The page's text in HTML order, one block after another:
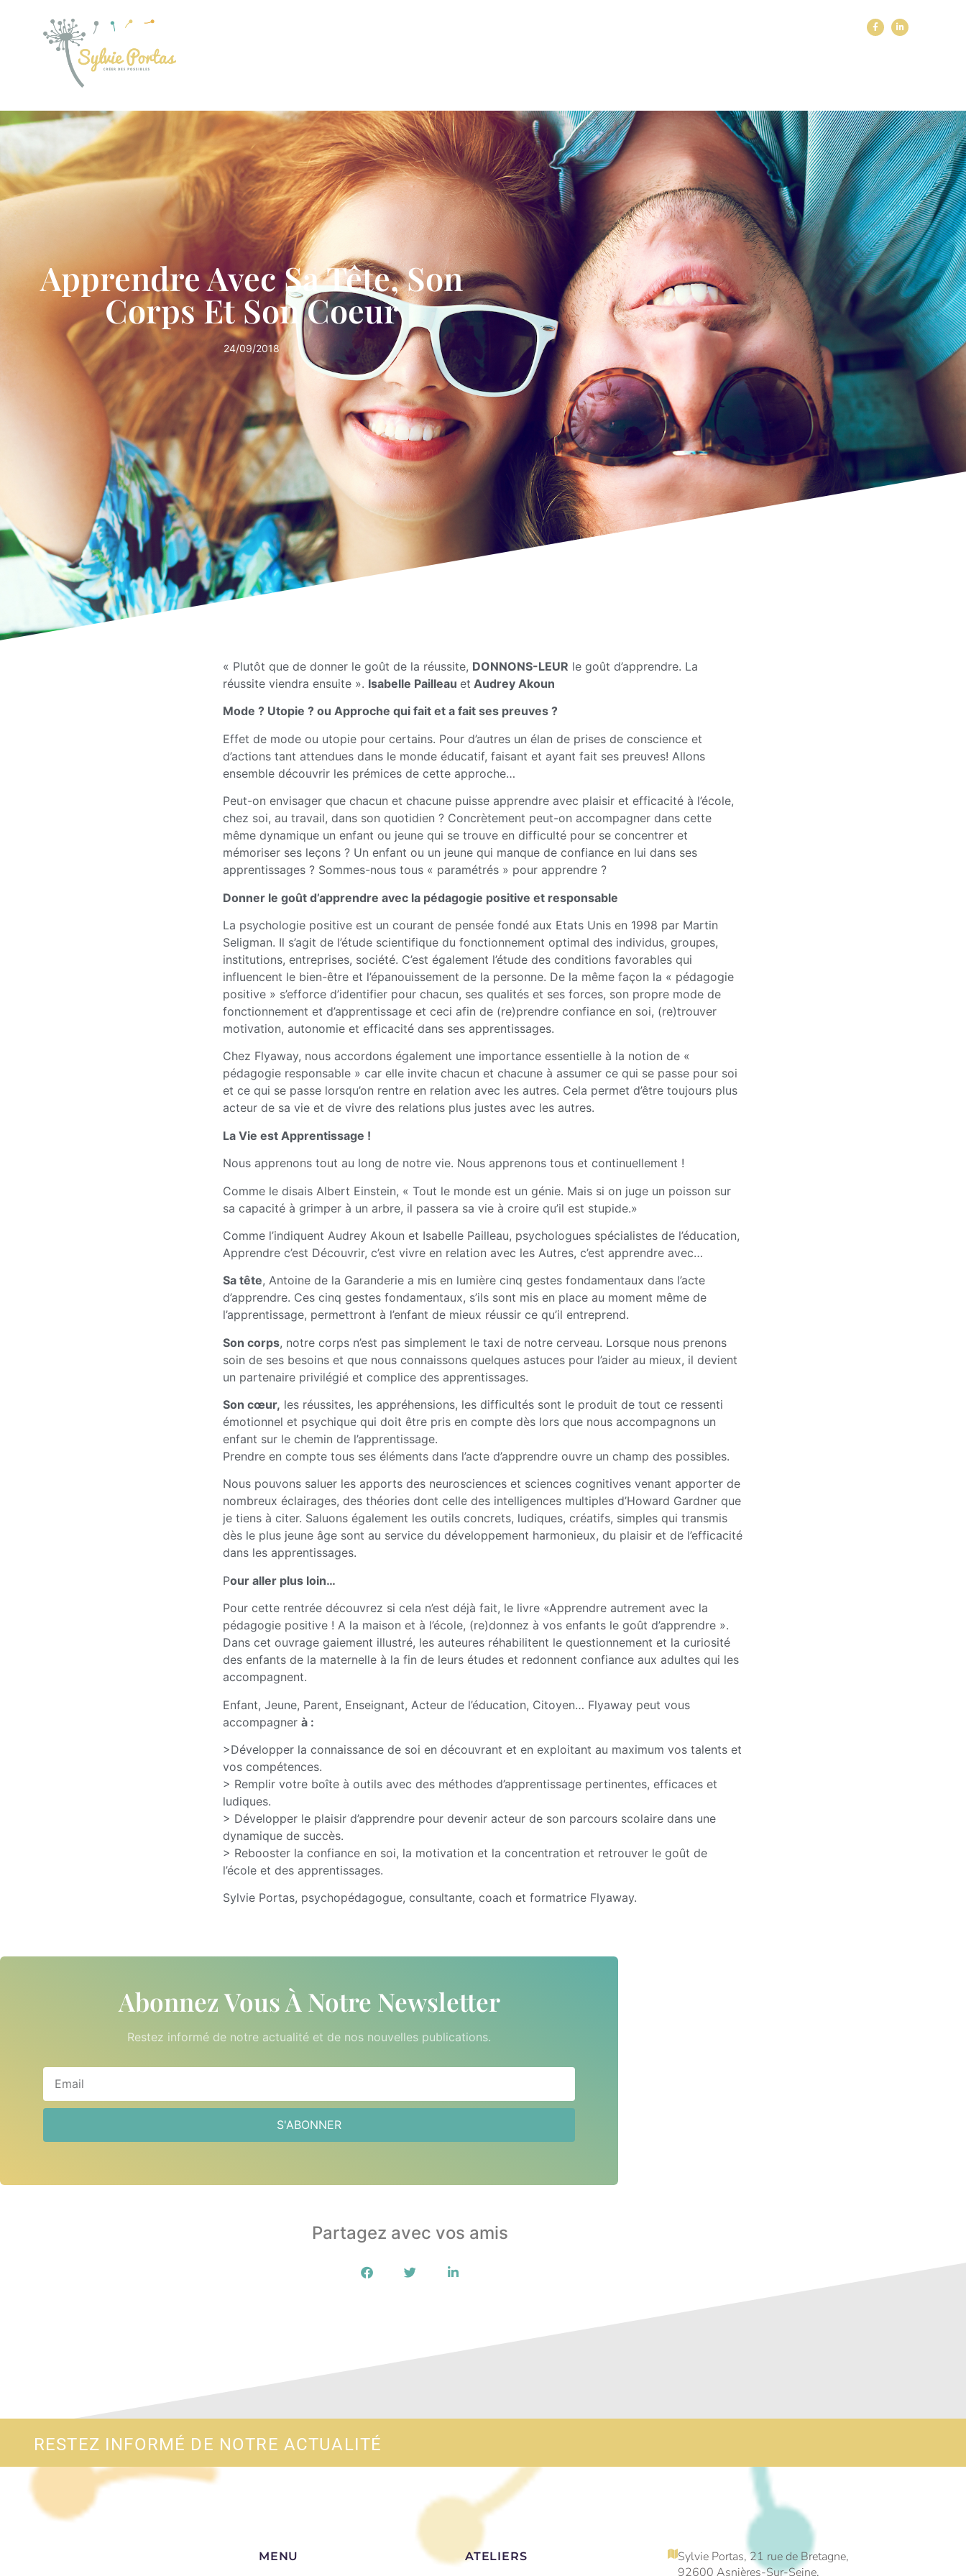
Apprendre Avec Sa Tête, Son
Corps Et Son Coeur
24/09/2018
« Plutôt que de donner le goût de la réussite, DONNONS-LEUR le goût d’apprendre. La
réussite viendra ensuite ». Isabelle Pailleau et Audrey Akoun
Mode ? Utopie ? ou Approche qui fait et a fait ses preuves ?
Effet de mode ou utopie pour certains. Pour d’autres un élan de prises de conscience et
d’actions tant attendues dans le monde éducatif, faisant et ayant fait ses preuves! Allons
ensemble découvrir les prémices de cette approche…
Peut-on envisager que chacun et chacune puisse apprendre avec plaisir et efficacité à l’école,
chez soi, au travail, dans son quotidien ? Concrètement peut-on accompagner dans cette
même dynamique un enfant ou jeune qui se trouve en difficulté pour se concentrer et
mémoriser ses leçons ? Un enfant ou un jeune qui manque de confiance en lui dans ses
apprentissages ? Sommes-nous tous « paramétrés » pour apprendre ?
Donner le goût d’apprendre avec la pédagogie positive et responsable
La psychologie positive est un courant de pensée fondé aux Etats Unis en 1998 par Martin
Seligman. Il s’agit de l’étude scientifique du fonctionnement optimal des individus, groupes,
institutions, entreprises, société. C’est également l’étude des conditions favorables qui
influencent le bien-être et l’épanouissement de la personne. De la même façon la « pédagogie
positive » s’efforce d’identifier pour chacun, ses qualités et ses forces, son propre mode de
fonctionnement et d’apprentissage et ceci afin de (re)prendre confiance en soi, (re)trouver
motivation, autonomie et efficacité dans ses apprentissages.
Chez Flyaway, nous accordons également une importance essentielle à la notion de «
pédagogie responsable » car elle invite chacun et chacune à assumer ce qui se passe pour soi
et ce qui se passe lorsqu’on rentre en relation avec les autres. Cela permet d’être toujours plus
acteur de sa vie et de vivre des relations plus justes avec les autres.
La Vie est Apprentissage !
Nous apprenons tout au long de notre vie. Nous apprenons tous et continuellement !
Comme le disais Albert Einstein, « Tout le monde est un génie. Mais si on juge un poisson sur
sa capacité à grimper à un arbre, il passera sa vie à croire qu’il est stupide.»
Comme l’indiquent Audrey Akoun et Isabelle Pailleau, psychologues spécialistes de l’éducation,
Apprendre c’est Découvrir, c’est vivre en relation avec les Autres, c’est apprendre avec…
Sa tête, Antoine de la Garanderie a mis en lumière cinq gestes fondamentaux dans l’acte
d’apprendre. Ces cinq gestes fondamentaux, s’ils sont mis en place au moment même de
l’apprentissage, permettront à l’enfant de mieux réussir ce qu’il entreprend.
Son corps, notre corps n’est pas simplement le taxi de notre cerveau. Lorsque nous prenons
soin de ses besoins et que nous connaissons quelques astuces pour l’aider au mieux, il devient
un partenaire privilégié et complice des apprentissages.
Son cœur, les réussites, les appréhensions, les difficultés sont le produit de tout ce ressenti
émotionnel et psychique qui doit être pris en compte dès lors que nous accompagnons un
enfant sur le chemin de l’apprentissage.
Prendre en compte tous ses éléments dans l’acte d’apprendre ouvre un champ des possibles.
Nous pouvons saluer les apports des neurosciences et sciences cognitives venant apporter de
nombreux éclairages, des théories dont celle des intelligences multiples d’Howard Gardner que
je tiens à citer. Saluons également les outils concrets, ludiques, créatifs, simples qui transmis
dès le plus jeune âge sont au service du développement harmonieux, du plaisir et de l’efficacité
dans les apprentissages.
Pour aller plus loin…
Pour cette rentrée découvrez si cela n’est déjà fait, le livre «Apprendre autrement avec la
pédagogie positive ! A la maison et à l’école, (re)donnez à vos enfants le goût d’apprendre ».
Dans cet ouvrage gaiement illustré, les auteures réhabilitent le questionnement et la curiosité
des enfants de la maternelle à la fin de leurs études et redonnent confiance aux adultes qui les
accompagnent.
Enfant, Jeune, Parent, Enseignant, Acteur de l’éducation, Citoyen… Flyaway peut vous
accompagner à :
>Développer la connaissance de soi en découvrant et en exploitant au maximum vos talents et
vos compétences.
> Remplir votre boîte à outils avec des méthodes d’apprentissage pertinentes, efficaces et
ludiques.
> Développer le plaisir d’apprendre pour devenir acteur de son parcours scolaire dans une
dynamique de succès.
> Rebooster la confiance en soi, la motivation et la concentration et retrouver le goût de
l’école et des apprentissages.
Sylvie Portas, psychopédagogue, consultante, coach et formatrice Flyaway.
Abonnez Vous À Notre Newsletter
Restez informé de notre actualité et de nos nouvelles publications.
S'ABONNER
Partagez avec vos amis
RESTEZ INFORMÉ DE NOTRE ACTUALITÉ
MENU ATELIERS
Sylvie Portas, 21 rue de Bretagne,
92600 Asnières-Sur-Seine.